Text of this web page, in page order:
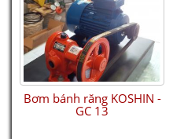
Phao
Bơm bánh răng KOSHIN -
GC 13